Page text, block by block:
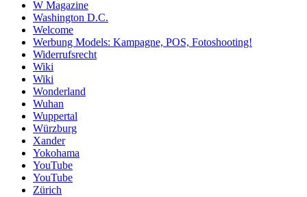
W Magazine
Washington D.C.
Welcome
Werbung Models: Kampagne, POS, Fotoshooting!
Widerrufsrecht
Wiki
Wiki
Wonderland
Wuhan
Wuppertal
Würzburg
Xander
Yokohama
YouTube
YouTube
Zürich